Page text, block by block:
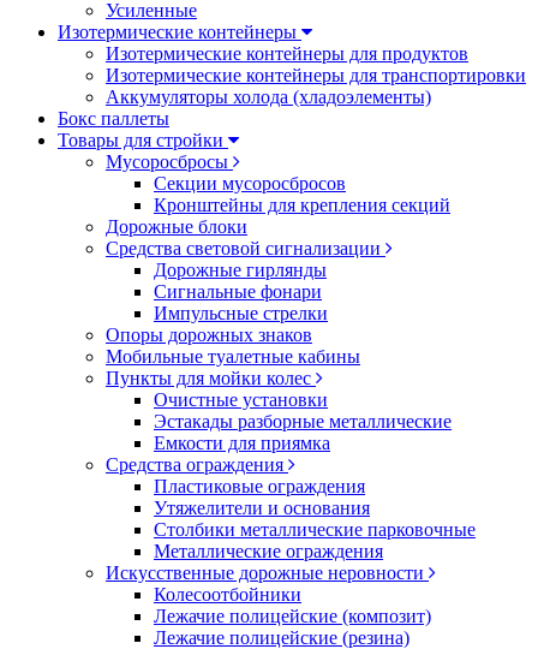
Усиленные
Изотермические контейнеры
Изотермические контейнеры для продуктов
Изотермические контейнеры для транспортировки
Аккумуляторы холода (хладоэлементы)
Бокс паллеты
Товары для стройки
Мусоросбросы
Секции мусоросбросов
Кронштейны для крепления секций
Дорожные блоки
Средства световой сигнализации
Дорожные гирлянды
Сигнальные фонари
Импульсные стрелки
Опоры дорожных знаков
Мобильные туалетные кабины
Пункты для мойки колес
Очистные установки
Эстакады разборные металлические
Емкости для приямка
Средства ограждения
Пластиковые ограждения
Утяжелители и основания
Столбики металлические парковочные
Металлические ограждения
Искусственные дорожные неровности
Колесоотбойники
Лежачие полицейские (композит)
Лежачие полицейские (резина)